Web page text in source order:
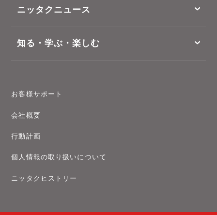
ニッタクニュース
知る・学ぶ・楽しむ
お客様サポート
会社概要
行動計画
個人情報の取り扱いについて
ニッタクヒストリー